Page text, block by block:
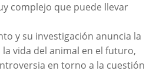
complejo que puede llevar
y su investigación anuncia la
vida del animal en el futuro,
en torno a la cuestión